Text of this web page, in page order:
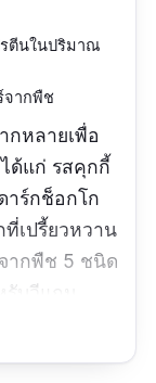
ตีนในปริมาณ
จากพืช
กหลายเพื่อ
ด้แก่ รสคุกกี้
ร์กช็อกโก
เปรี้ยวหวาน
ากพืช 5 ชนิด
บวีแกน